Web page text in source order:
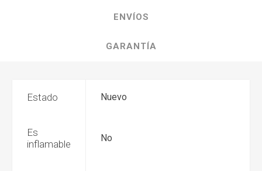
ENVÍOS
GARANTÍA
Estado Nuevo
Es
inflamable
No